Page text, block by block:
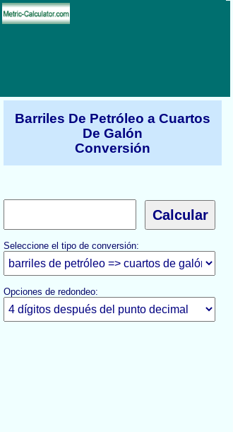
Barriles De Petróleo a Cuartos
De Galón
Conversión
Seleccione el tipo de conversión:
Opciones de redondeo: